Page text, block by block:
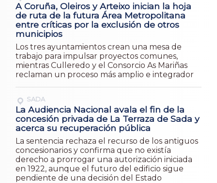
A Coruña, Oleiros y Arteixo inician la hoja
de ruta de la futura Área Metropolitana
entre críticas por la exclusión de otros
municipios
Los tres ayuntamientos crean una mesa de
trabajo para impulsar proyectos comunes,
mientras Culleredo y el Consorcio As Mariñas
reclaman un proceso más amplio e integrador
SADA
La Audiencia Nacional avala el fin de la
concesión privada de La Terraza de Sada y
acerca su recuperación pública
La sentencia rechaza el recurso de los antiguos
concesionarios y confirma que no existía
derecho a prorrogar una autorización iniciada
en 1922, aunque el futuro del edificio sigue
pendiente de una decisión del Estado